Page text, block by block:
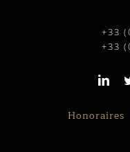
+33
+33
Honoraires